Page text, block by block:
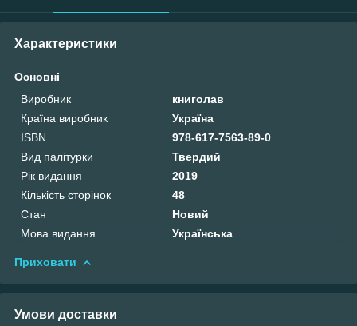
Характеристики
Основні
Виробник
книголав
Країна виробник
Україна
ISBN
978-617-7563-89-0
Вид палітурки
Твердий
Рік видання
2019
Кількість сторінок
48
Стан
Новий
Мова видання
Українська
Приховати
Умови доставки